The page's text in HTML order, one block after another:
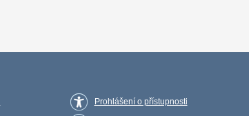
Prohlášení o přístupnosti